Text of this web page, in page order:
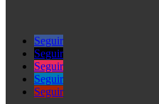
Seguir
Seguir
Seguir
Seguir
Seguir